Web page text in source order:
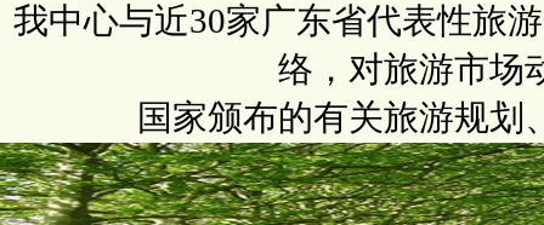
我中心与近30家广东省代表性旅
络，对旅游市场
国家颁布的有关旅游规划